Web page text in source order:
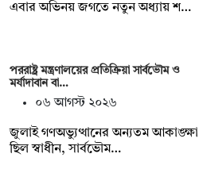
এবার অভিনয় জগতে নতুন অধ্যায় শ…
পররাষ্ট্র মন্ত্রণালয়ের প্রতিক্রিয়া সার্বভৌম ও
মর্যাদাবান বা…
০৬ আগস্ট ২০২৬
জুলাই গণঅভ্যুত্থানের অন্যতম আকাঙ্ক্ষা
ছিল স্বাধীন, সার্বভৌম…